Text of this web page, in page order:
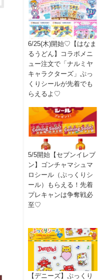
6/25(木)開始♡【はなま
るうどん】コラボメニ
ュー注文で「ナルミヤ
キャラクターズ」ぷっ
くりシールが先着でも
らえるよ♡
5/5開始【セブンイレブ
ン】ゴンチャマシュマ
ロシール（ぷっくりシ
ール）もらえる！先着
プレキャンは争奪戦必
至♡
【デニーズ】ぷっくり